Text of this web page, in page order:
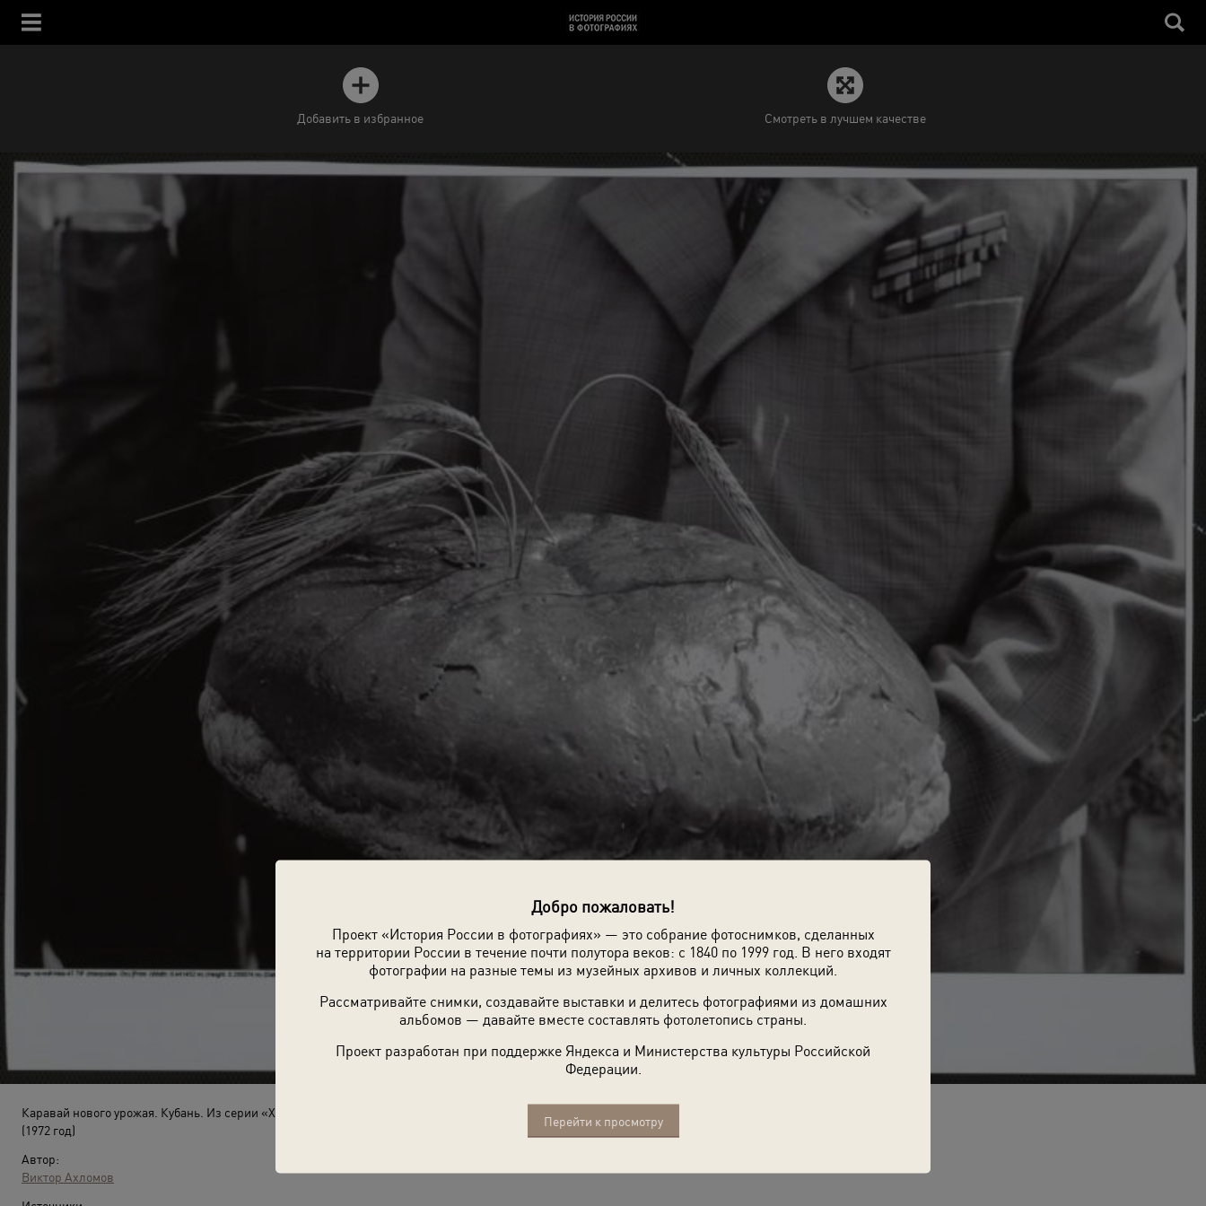
Добро пожаловать!
Проект «История России в фотографиях» — это собрание фотоснимков, сделанных
на территории России в течение почти полутора веков: с 1840 по 1999 год. В него входят
фотографии на разные темы из музейных архивов и личных коллекций.
Рассматривайте снимки, создавайте выставки и делитесь фотографиями из домашних
альбомов — давайте вместе составлять фотолетопись страны.
Проект разработан при поддержке Яндекса и Министерства культуры Российской
Федерации.
Перейти к просмотру
Добавить в избранное Смотреть в лучшем качестве
Каравай нового урожая. Кубань. Из серии «Хлеб наш насущный»
(1972 год)
Автор:
Виктор Ахломов